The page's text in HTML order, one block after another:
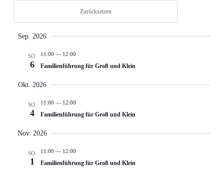
Zurücksetzen
Sep. 2026
SO.
6
11:00 — 12:00
Familienführung für Groß und Klein
Okt. 2026
SO.
4
11:00 — 12:00
Familienführung für Groß und Klein
Nov. 2026
SO.
1
11:00 — 12:00
Familienführung für Groß und Klein